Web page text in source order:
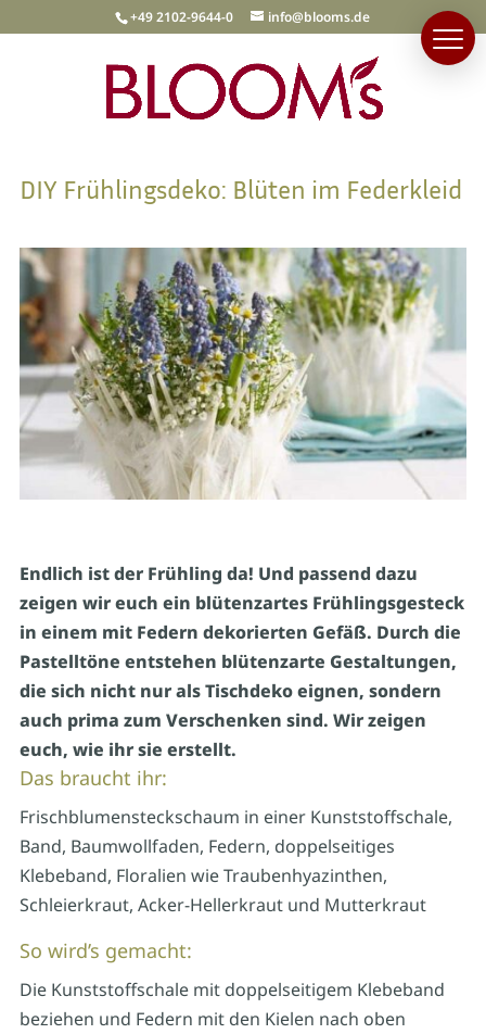
+49 2102-9644-0 info@blooms.de
DIY Frühlingsdeko: Blüten im Federkleid
Endlich ist der Frühling da! Und passend dazu
zeigen wir euch ein blütenzartes Frühlingsgesteck
in einem mit Federn dekorierten Gefäß. Durch die
Pastelltöne entstehen blütenzarte Gestaltungen,
die sich nicht nur als Tischdeko eignen, sondern
auch prima zum Verschenken sind. Wir zeigen
euch, wie ihr sie erstellt.
Das braucht ihr:
Frischblumensteckschaum in einer Kunststoffschale,
Band, Baumwollfaden, Federn, doppelseitiges
Klebeband, Floralien wie Traubenhyazinthen,
Schleierkraut, Acker-Hellerkraut und Mutterkraut
So wird’s gemacht:
Die Kunststoffschale mit doppelseitigem Klebeband
beziehen und Federn mit den Kielen nach oben